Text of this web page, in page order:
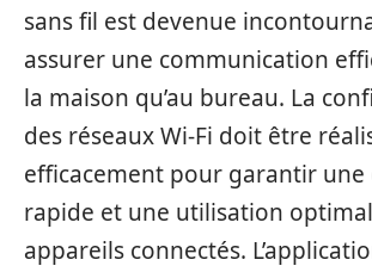
sans fil est devenue
assurer une communication
la maison qu’au bureau. La
des réseaux Wi-Fi doit être
efficacement pour garantir une
rapide et une utilisation
appareils connectés.